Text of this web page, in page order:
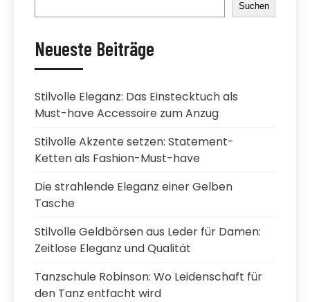
Suchen
Neueste Beiträge
Stilvolle Eleganz: Das Einstecktuch als
Must-have Accessoire zum Anzug
Stilvolle Akzente setzen: Statement-
Ketten als Fashion-Must-have
Die strahlende Eleganz einer Gelben
Tasche
Stilvolle Geldbörsen aus Leder für Damen:
Zeitlose Eleganz und Qualität
Tanzschule Robinson: Wo Leidenschaft für
den Tanz entfacht wird